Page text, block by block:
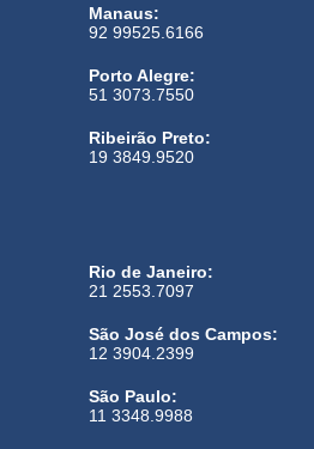
Manaus:
92 99525.6166
Porto Alegre:
51 3073.7550
Ribeirão Preto:
19 3849.9520
Rio de Janeiro:
21 2553.7097
São José dos Campos:
12 3904.2399
São Paulo:
11 3348.9988